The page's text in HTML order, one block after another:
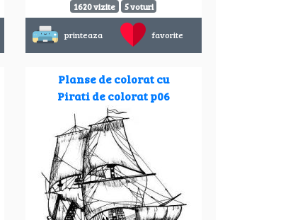
1620 vizite 5 voturi
printeaza favorite
Planse de colorat cu
Pirati de colorat p06